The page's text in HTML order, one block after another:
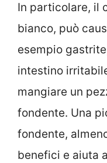
In particolare, il
bianco, può
esempio
intestino
mangiare un
fondente. Una
fondente,
benefici e aiuta